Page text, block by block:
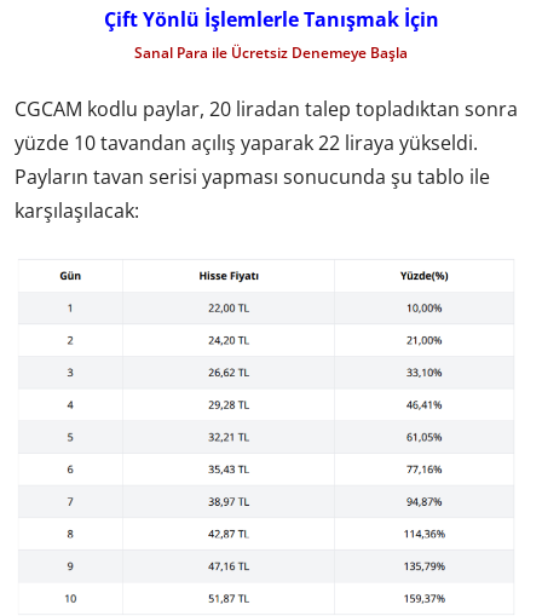
Çift Yönlü İşlemlerle Tanışmak İçin
Sanal Para ile Ücretsiz Denemeye Başla
CGCAM kodlu paylar, 20 liradan talep topladıktan sonra
yüzde 10 tavandan açılış yaparak 22 liraya yükseldi.
Payların tavan serisi yapması sonucunda şu tablo ile
karşılaşılacak: